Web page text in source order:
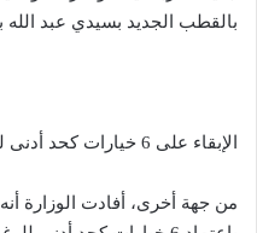
بالقطب الجديد بسيدي عبد الله
الإبقاء على 6 خيارات كحد أدنى للرغبات
من جهة أخرى، أفادت الوزارة أنه